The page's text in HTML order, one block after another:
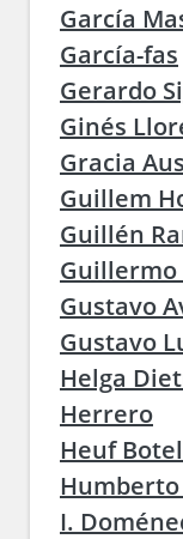
García
García-fas
Gerardo
Ginés
Gracia
Guillem
Guillén
Guillermo
Gustavo
Gustavo
Helga
Herrero
Heuf
I.